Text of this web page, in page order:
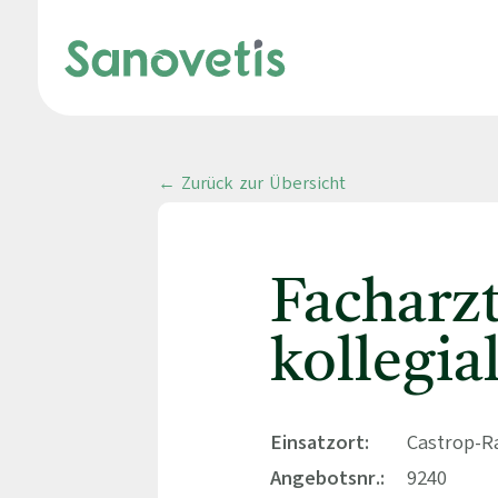
← Zurück zur Übersicht
Einsatzort:
Castrop-
Angebotsnr.:
9240